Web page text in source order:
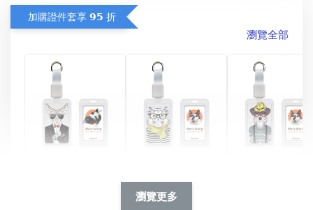
加購證件套享 𝟵𝟱 折
瀏覽全部
件套(附伸縮卡扣)
瀏覽更多